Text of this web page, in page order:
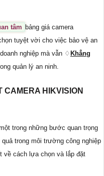
tâm bảng giá camera
tuyệt vời cho việc bảo vệ an
nghiệp mà vẫn ♢ Khẳng
quản lý an ninh.
HIKVISION
trong những bước quan trọng
trong môi trường công nghiệp
về cách lựa chọn và lắp đặt